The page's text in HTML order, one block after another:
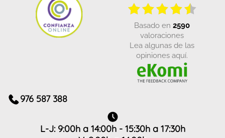
basado en 2590
valoraciones
Lea algunas de las
opiniones aquí.
976 587 388
L-J: 9:00h a 14:00h - 15:30h a 17:30h